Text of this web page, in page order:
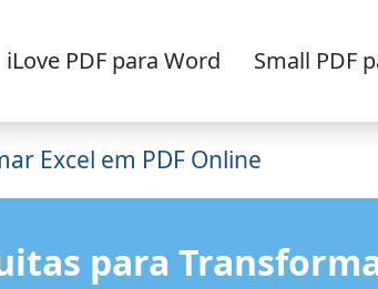
iLove PDF para Word Small PDF
Excel em PDF Online
para